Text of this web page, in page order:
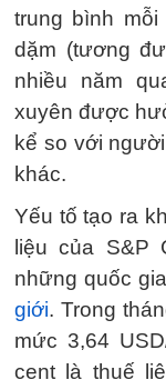
trung bình
dặm (tương
nhiều năm
xuyên được
kể so với
khác.
Yếu tố tạo ra
liệu của S&P
những quốc
giới. Trong
mức 3,64
cent là thuế